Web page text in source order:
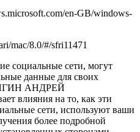
en-GB/windows-
mac/8.0/#/sfri11471
социальные сети, могут
данные для своих
АНДРЕЙ
влияния на то, как эти
сети, используют ваши
более подробной